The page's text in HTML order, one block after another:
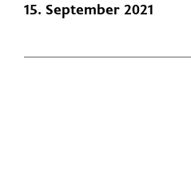
15. September 2021